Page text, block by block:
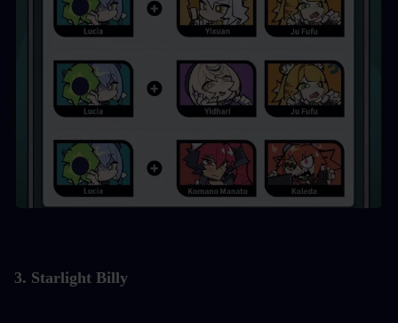
3. Starlight Billy